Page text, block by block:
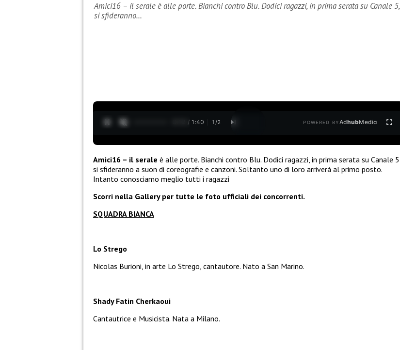
Amici16 – il serale è alle porte. Bianchi contro Blu. Dodici ragazzi, in prima serata su Canale 5,
si sfideranno…
0:13 / 1:40 1 /2 POWERED BYAdhubMedia
Amici16 – il serale è alle porte. Bianchi contro Blu. Dodici ragazzi, in prima serata su Canale 5,
si sfideranno a suon di coreografie e canzoni. Soltanto uno di loro arriverà al primo posto.
Intanto conosciamo meglio tutti i ragazzi
Scorri nella Gallery per tutte le foto ufficiali dei concorrenti.
SQUADRA BIANCA
Lo Strego
Nicolas Burioni, in arte Lo Strego, cantautore. Nato a San Marino.
Shady Fatin Cherkaoui
Cantautrice e Musicista. Nata a Milano.